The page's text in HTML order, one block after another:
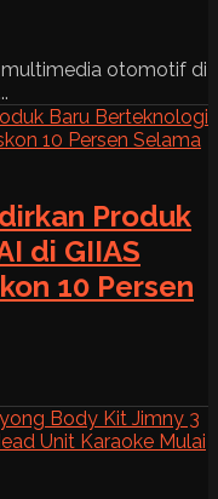
multimedia otomotif di
Produk
di GIIAS
10 Persen